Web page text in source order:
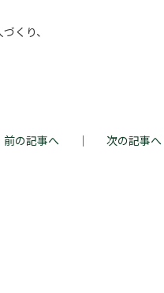
くり、
前の記事へ ｜ 次の記事へ